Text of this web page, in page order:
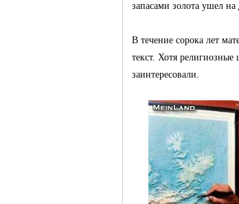
объявления в
запасами золота ушел
В течение сорока лет
текст. Хотя
заинтересовали.